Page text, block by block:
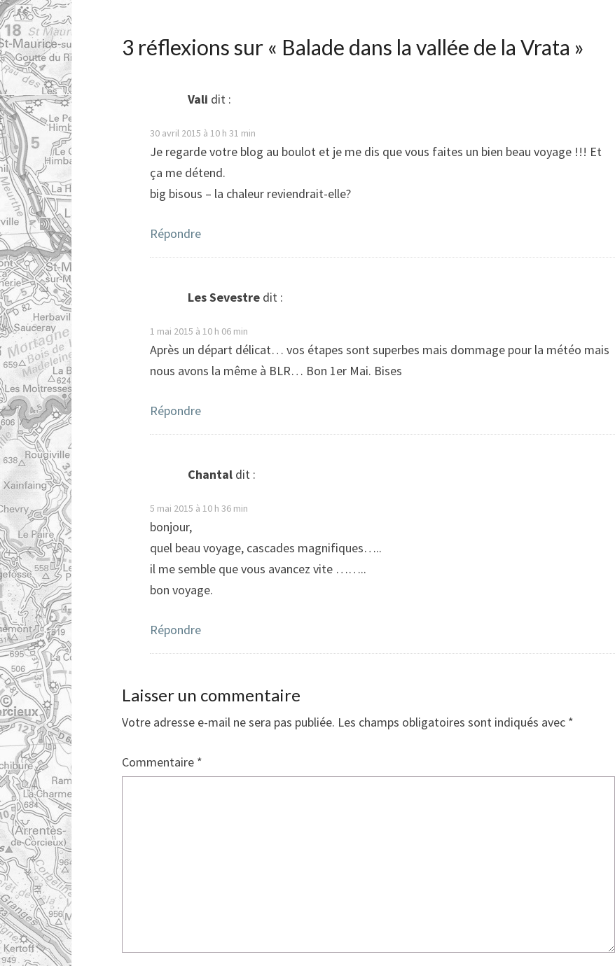
3 réflexions sur « Balade dans la vallée de la Vrata »
Vali dit :
30 avril 2015 à 10 h 31 min
Je regarde votre blog au boulot et je me dis que vous faites un bien beau voyage !!! Et
ça me détend.
big bisous – la chaleur reviendrait-elle?
Répondre
Les Sevestre dit :
1 mai 2015 à 10 h 06 min
Après un départ délicat… vos étapes sont superbes mais dommage pour la météo mais
nous avons la même à BLR… Bon 1er Mai. Bises
Répondre
Chantal dit :
5 mai 2015 à 10 h 36 min
bonjour,
quel beau voyage, cascades magnifiques…..
il me semble que vous avancez vite ……..
bon voyage.
Répondre
Laisser un commentaire
Votre adresse e-mail ne sera pas publiée. Les champs obligatoires sont indiqués avec *
Commentaire *